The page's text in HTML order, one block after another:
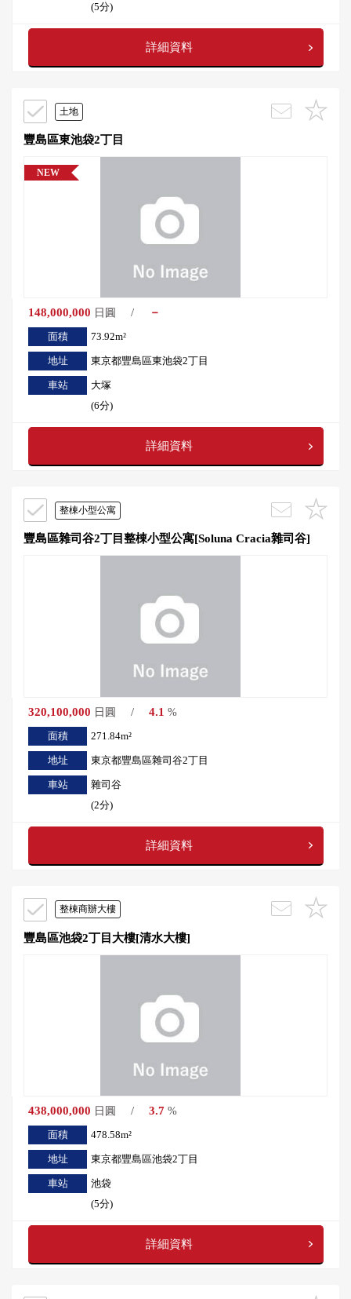
(5分)
詳細資料
土地
豐島區東池袋2丁目
NEW
148,000,000 日圓 / －
面積 73.92m²
地址 東京都豐島區東池袋2丁目
車站
大塚
(6分)
詳細資料
整棟小型公寓
豐島區雜司谷2丁目整棟小型公寓[Soluna Cracia雜司谷]
320,100,000 日圓 / 4.1 %
面積
271.84m²
地址 東京都豐島區雜司谷2丁目
車站
雜司谷
(2分)
詳細資料
整棟商辦大樓
豐島區池袋2丁目大樓[清水大樓]
438,000,000 日圓 / 3.7 %
面積
478.58m²
地址 東京都豐島區池袋2丁目
車站
池袋
(5分)
詳細資料